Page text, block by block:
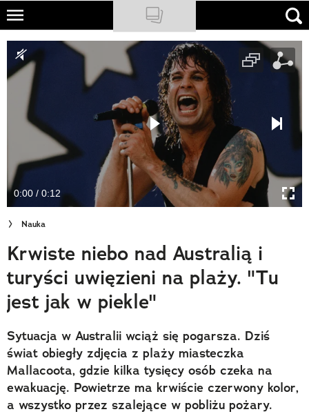
Skip
main
content
NATIONAL GEOGRAPHIC
TRAVELER
PODCASTY
Newsletter
Cuda Polski
Wielki Konkurs Fotograficzny
Trendbook Podróżniczy
Polecane
0:00 / 0:12
Nauka
Krwiste niebo nad Australią i
turyści uwięzieni na plaży. "Tu
jest jak w piekle"
Sytuacja w Australii wciąż się pogarsza. Dziś
świat obiegły zdjęcia z plaży miasteczka
Mallacoota, gdzie kilka tysięcy osób czeka na
ewakuację. Powietrze ma krwiście czerwony kolor,
a wszystko przez szalejące w pobliżu pożary.